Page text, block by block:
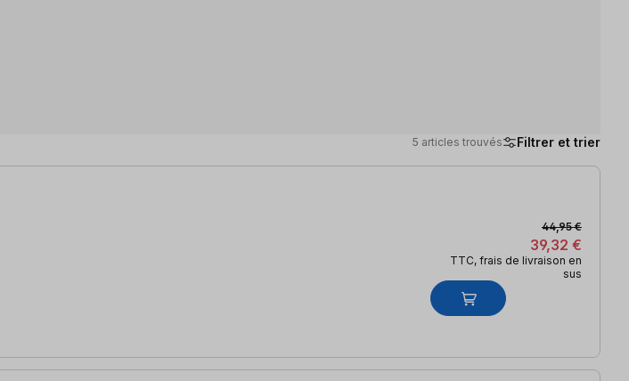
5 articles trouvés Filtrer et trier
39,32 €
44,95 €
TTC, frais de livraison en
sus